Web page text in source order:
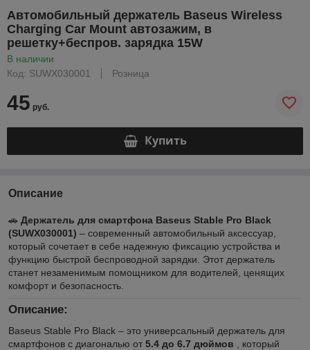
Автомобильный держатель Baseus Wireless
Charging Car Mount автозажим, в
решетку+беспров. зарядка 15W
В наличии
Код: SUWX030001
Розница
45 руб.
Купить
Описание
🚗 Держатель для смартфона Baseus Stable Pro Black
(SUWX030001) – современный автомобильный аксессуар,
который сочетает в себе надежную фиксацию устройства и
функцию быстрой беспроводной зарядки. Этот держатель
станет незаменимым помощником для водителей, ценящих
комфорт и безопасность.
Описание:
Baseus Stable Pro Black – это универсальный держатель для
смартфонов с диагональю от 5.4 до 6.7 дюймов
, который